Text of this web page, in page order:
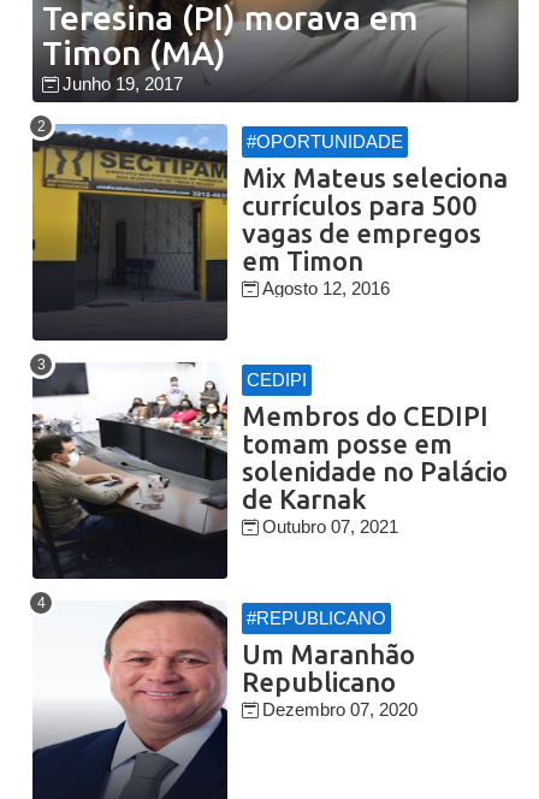
Teresina (PI) morava em
Timon (MA)
Junho 19, 2017
#OPORTUNIDADE
Mix Mateus seleciona
currículos para 500
vagas de empregos
em Timon
Agosto 12, 2016
CEDIPI
Membros do CEDIPI
tomam posse em
solenidade no Palácio
de Karnak
Outubro 07, 2021
#REPUBLICANO
Um Maranhão
Republicano
Dezembro 07, 2020